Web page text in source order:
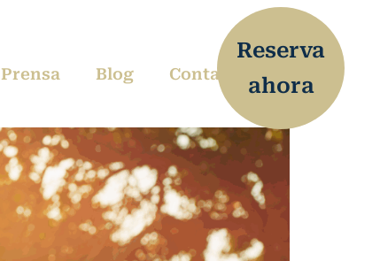
Reserva
ahora
Prensa Blog Contacto